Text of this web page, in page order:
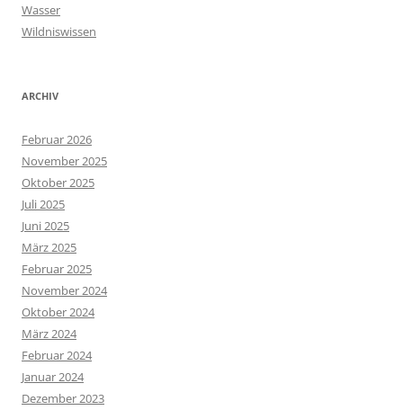
Wasser
Wildniswissen
ARCHIV
Februar 2026
November 2025
Oktober 2025
Juli 2025
Juni 2025
März 2025
Februar 2025
November 2024
Oktober 2024
März 2024
Februar 2024
Januar 2024
Dezember 2023